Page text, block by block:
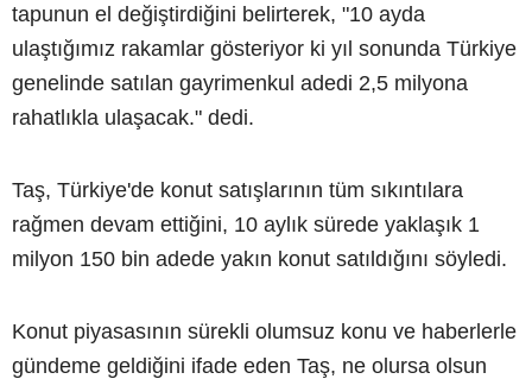
tapunun el değiştirdiğini belirterek, "10 ayda
ulaştığımız rakamlar gösteriyor ki yıl sonunda Türkiye
genelinde satılan gayrimenkul adedi 2,5 milyona
rahatlıkla ulaşacak." dedi.
Taş, Türkiye'de konut satışlarının tüm sıkıntılara
rağmen devam ettiğini, 10 aylık sürede yaklaşık 1
milyon 150 bin adede yakın konut satıldığını söyledi.
Konut piyasasının sürekli olumsuz konu ve haberlerle
gündeme geldiğini ifade eden Taş, ne olursa olsun